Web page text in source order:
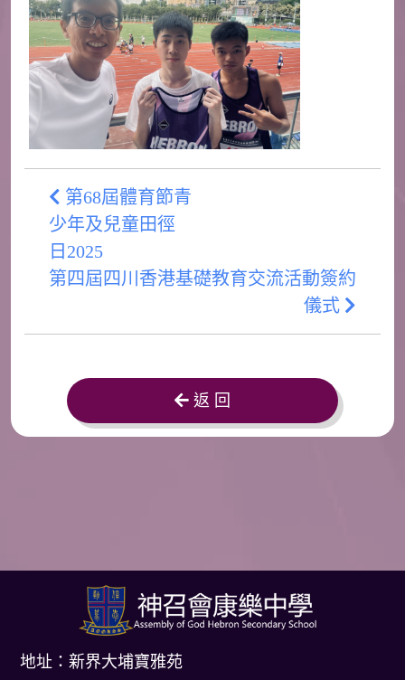
第68屆體育節青
少年及兒童田徑
日2025
第四屆四川香港基礎教育交流活動簽約
儀式
返 回
地址：新界大埔寶雅苑